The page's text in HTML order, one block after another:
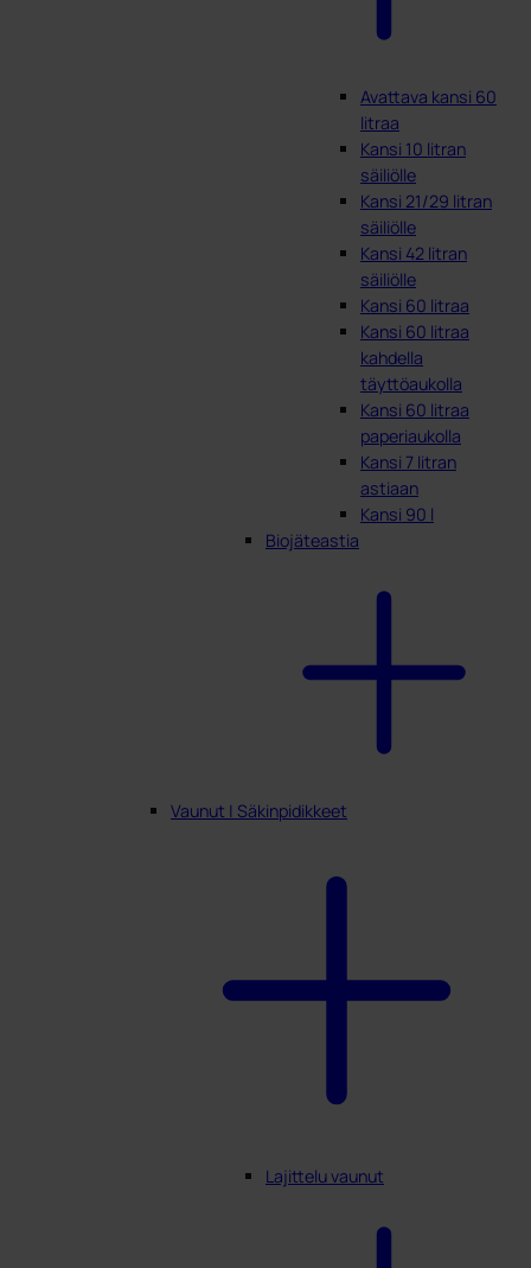
Avattava kansi 60
litraa
Kansi 10 litran
säiliölle
Kansi 21/29 litran
säiliölle
Kansi 42 litran
säiliölle
Kansi 60 litraa
Kansi 60 litraa
kahdella
täyttöaukolla
Kansi 60 litraa
paperiaukolla
Kansi 7 litran
astiaan
Kansi 90 l
Biojäteastia
Vaunut | Säkinpidikkeet
Lajittelu vaunut